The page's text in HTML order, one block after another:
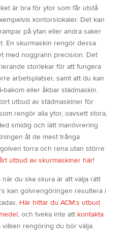
är bra för ytor som får utstå
kontorslokaler. Det kan
på ytan eller andra saker
En skurmaskin rengör dessa
med noggrann precision. Det
storlekar för att fungera
arbetsplatser, samt att du kan
bakom eller åkbar städmaskin.
utbud av städmaskiner för
rengör alla ytor, oavsett stora,
smidig och lätt manövrering
åt de mest trånga
torra och rena utan större
utbud av skurmaskiner här!
du ska skura är att välja rätt
kan golvrengöringen resultera i
Här hittar du ACM:s utbud
, och tveka inte att kontakta
rengöring du bör välja.